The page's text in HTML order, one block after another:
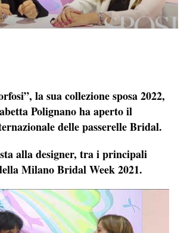
la sua collezione sposa 2022,
Polignano ha aperto il
delle passerelle Bridal.
alla designer, tra i principali
Milano Bridal Week 2021.